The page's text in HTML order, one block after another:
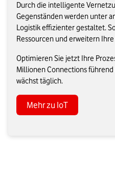
Durch die intelligente
Gegenständen werden unter
Logistik effizienter gestaltet.
Ressourcen und erweitern
Optimieren Sie jetzt Ihre
Millionen Connections
wächst täglich.
Mehr zu IoT